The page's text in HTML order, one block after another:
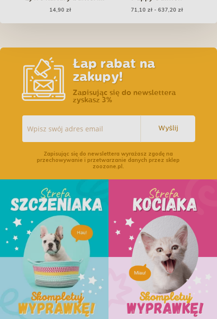
do akwarium
słodkowodnego i
14,90 zł 71,10 zł - 637,20 zł
Łap rabat na
zakupy!
Zapisując się do newslettera
zyskasz 3%
Wyślij
Zapisując się do newslettera wyrażasz zgodę na
przechowywanie i przetwarzanie danych przez sklep
zoozone.pl.